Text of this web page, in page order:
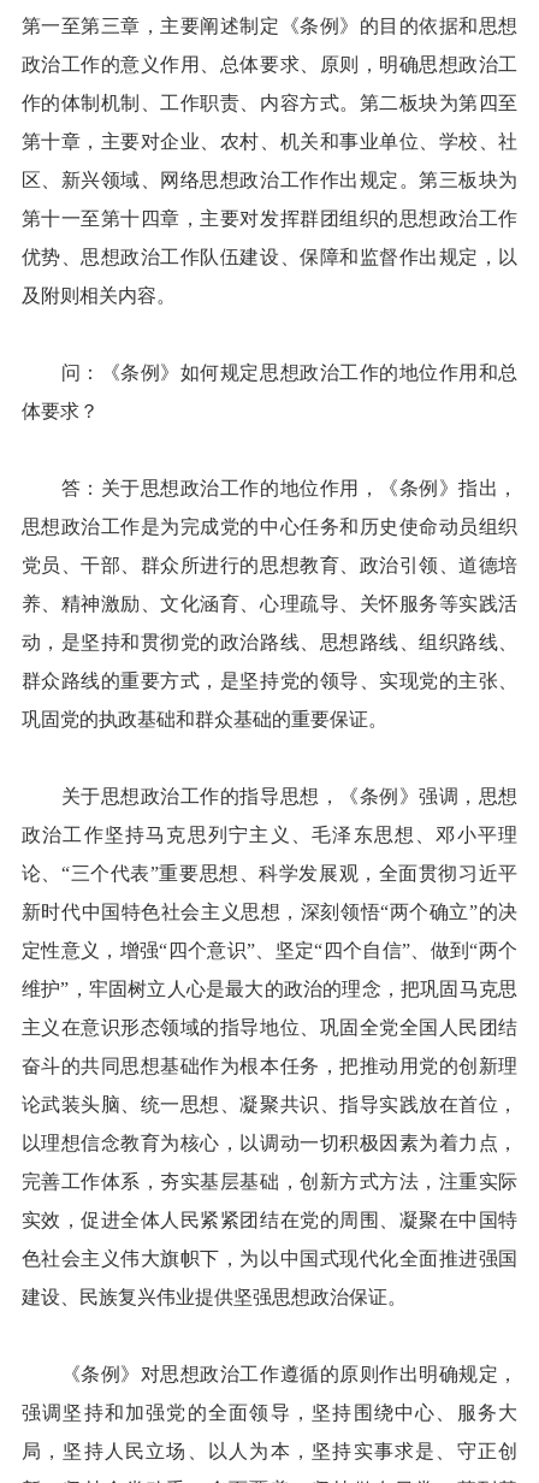
第一至第三章，主要阐述制定《条例》的目的依据和思想
政治工作的意义作用、总体要求、原则，明确思想政治工
作的体制机制、工作职责、内容方式。第二板块为第四至
第十章，主要对企业、农村、机关和事业单位、学校、社
区、新兴领域、网络思想政治工作作出规定。第三板块为
第十一至第十四章，主要对发挥群团组织的思想政治工作
优势、思想政治工作队伍建设、保障和监督作出规定，以
及附则相关内容。
问：《条例》如何规定思想政治工作的地位作用和总
体要求？
答：关于思想政治工作的地位作用，《条例》指出，
思想政治工作是为完成党的中心任务和历史使命动员组织
党员、干部、群众所进行的思想教育、政治引领、道德培
养、精神激励、文化涵育、心理疏导、关怀服务等实践活
动，是坚持和贯彻党的政治路线、思想路线、组织路线、
群众路线的重要方式，是坚持党的领导、实现党的主张、
巩固党的执政基础和群众基础的重要保证。
关于思想政治工作的指导思想，《条例》强调，思想
政治工作坚持马克思列宁主义、毛泽东思想、邓小平理
论、“三个代表”重要思想、科学发展观，全面贯彻习近平
新时代中国特色社会主义思想，深刻领悟“两个确立”的决
定性意义，增强“四个意识”、坚定“四个自信”、做到“两个
维护”，牢固树立人心是最大的政治的理念，把巩固马克思
主义在意识形态领域的指导地位、巩固全党全国人民团结
奋斗的共同思想基础作为根本任务，把推动用党的创新理
论武装头脑、统一思想、凝聚共识、指导实践放在首位，
以理想信念教育为核心，以调动一切积极因素为着力点，
完善工作体系，夯实基层基础，创新方式方法，注重实际
实效，促进全体人民紧紧团结在党的周围、凝聚在中国特
色社会主义伟大旗帜下，为以中国式现代化全面推进强国
建设、民族复兴伟业提供坚强思想政治保证。
《条例》对思想政治工作遵循的原则作出明确规定，
强调坚持和加强党的全面领导，坚持围绕中心、服务大
局，坚持人民立场、以人为本，坚持实事求是、守正创